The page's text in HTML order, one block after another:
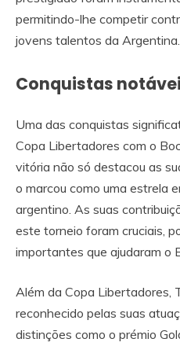
permitindo-lhe competir
jovens talentos da Argentina.
Conquistas
Uma das conquistas
Copa Libertadores com o
vitória não só destacou as
o marcou como uma estrela
argentino. As suas
este torneio foram cruciais,
importantes que ajudaram o
Além da Copa Libertadores,
reconhecido pelas suas
distinções como o prémio